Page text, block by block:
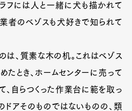
フには人と一緒に犬も描かれて
業者のベゾスも犬好きで知られて
は、質素な木の机。これはベゾス
たとき、ホームセンターに売って
、自らつくった作業台に範を取っ
ドアそのものではないものの、類